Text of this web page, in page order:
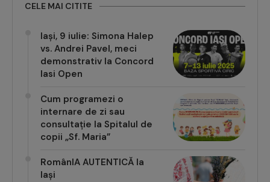
CELE MAI CITITE
Iași, 9 iulie: Simona Halep
vs. Andrei Pavel, meci
demonstrativ la Concord
Iasi Open
Cum programezi o
internare de zi sau
consultație la Spitalul de
copii „Sf. Maria”
RomânIA AUTENTICĂ la
Iași